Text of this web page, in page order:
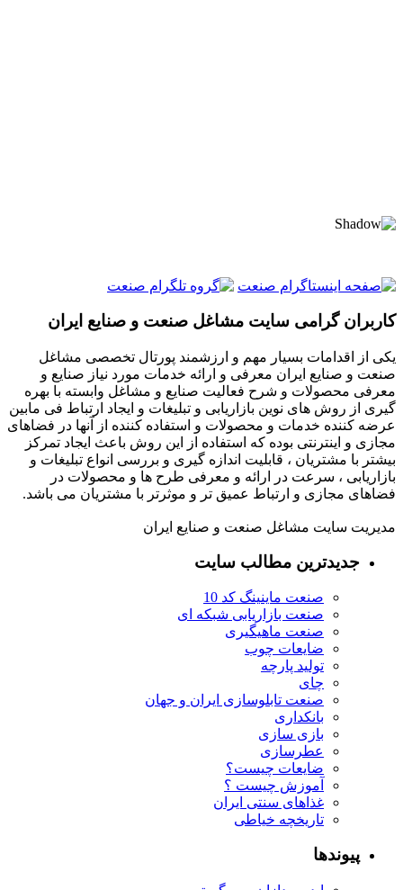
کاربران گرامی سایت مشاغل صنعت و صنایع ایران
یکی از اقدامات بسیار مهم و ارزشمند پورتال تخصصی مشاغل
صنعت و صنایع ایران معرفی و ارائه خدمات مورد نیاز صنایع و
معرفی محصولات و شرح فعالیت صنایع و مشاغل وابسته با بهره
گیری از روش های نوین بازاریابی و تبلیغات و ایجاد ارتباط فی مابین
عرضه کننده خدمات و محصولات و استفاده کننده از آنها در فضاهای
مجازی و اینترنتی بوده که استفاده از این روش باعث ایجاد تمرکز
بیشتر با مشتریان ، قابلیت اندازه گیری و بررسی انواع تبلیغات و
بازاریابی ، سرعت در ارائه و معرفی طرح ها و محصولات در
فضاهای مجازی و ارتباط عمیق تر و موثرتر با مشتریان می باشد.
مدیریت سایت مشاغل صنعت و صنایع ایران
جدیدترین مطالب سایت
صنعت ماینینگ کد 10
صنعت بازاریابی شبکه ای
صنعت ماهیگیری
ضایعات چوب
تولید پارچه
چای
صنعت تابلوسازی ایران و جهان
بانکداری
بازی سازی
عطرسازی
ضایعات چیست؟
آموزش چیست ؟
غذاهای سنتی ایران
تاریخچه خیاطی
پیوندها